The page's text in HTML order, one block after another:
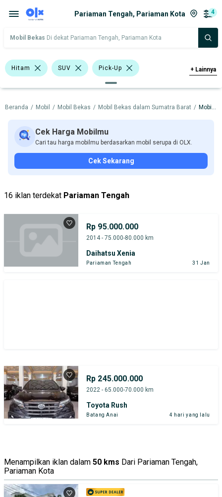
Pariaman Tengah, Pariaman Kota 4
Mobil Bekas Di dekat Pariaman Tengah, Pariaman Kota
Hitam SUV Pick-Up
Wagon Daihatsu Xenia
Daihatsu Nissan Suzuki
Toyota
+ Lainnya
Beranda / Mobil / Mobil Bekas / Mobil Bekas dalam Sumatra Barat / Mobil Bekas dalam Pariaman Kota
Cek Harga Mobilmu
Cari tau harga mobilmu berdasarkan mobil serupa di OLX.
Cek Sekarang
16 iklan terdekat Pariaman Tengah
Rp 95.000.000
2014 - 75.000-80.000 km
Daihatsu Xenia
Pariaman Tengah 31 Jan
Rp 245.000.000
2022 - 65.000-70.000 km
Toyota Rush
Batang Anai 4 hari yang lalu
Menampilkan iklan dalam 50 kms Dari Pariaman Tengah,
Pariaman Kota